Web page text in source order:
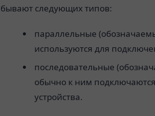
бывают следующих типов:
параллельные
используются для
последовательные
обычно к ним
устройства.